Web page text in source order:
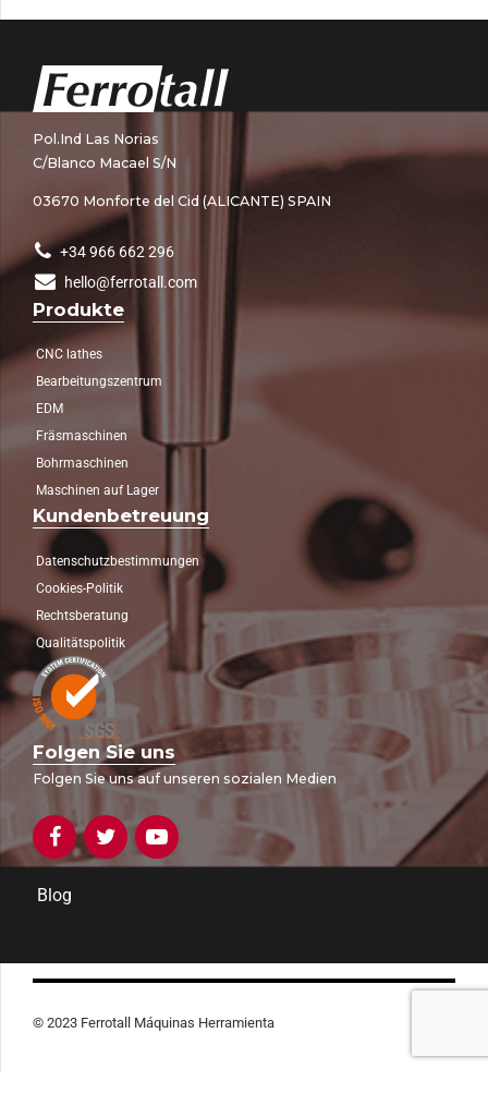
Pol.Ind Las Norias
C/Blanco Macael S/N
03670 Monforte del Cid (ALICANTE) SPAIN
+34 966 662 296
hello@ferrotall.com
Produkte
CNC lathes
Bearbeitungszentrum
EDM
Fräsmaschinen
Bohrmaschinen
Maschinen auf Lager
Kundenbetreuung
Datenschutzbestimmungen
Cookies-Politik
Rechtsberatung
Qualitätspolitik
Folgen Sie uns
Folgen Sie uns auf unseren sozialen Medien
Blog
© 2023 Ferrotall Máquinas Herramienta